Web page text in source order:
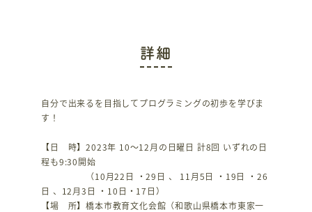
詳細
自分で出来るを目指してプログラミングの初歩を学びま
す！
【日 時】2023年 10～12月の日曜日 計8回 いずれの日
程も9:30開始
（10月22日 ・29日 、 11月5日 ・19日 ・26
日 、12月3日 ・10日・17日）
【場 所】橋本市教育文化会館（和歌山県橋本市東家一